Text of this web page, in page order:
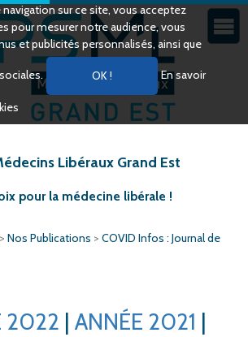
sur ce site, vous acceptez
pour mesurer notre audience, vous
et publicités personnalisés, ainsi que
En savoir
Libéraux Grand Est
pour la médecine libérale !
> Nos Publications > COVID Infos : Journal de
2022 | ANNÉE 2021 |